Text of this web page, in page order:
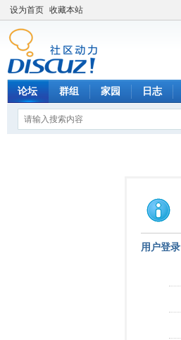
设为首页 收藏本站
论坛 群组 家园 日志
用户登录